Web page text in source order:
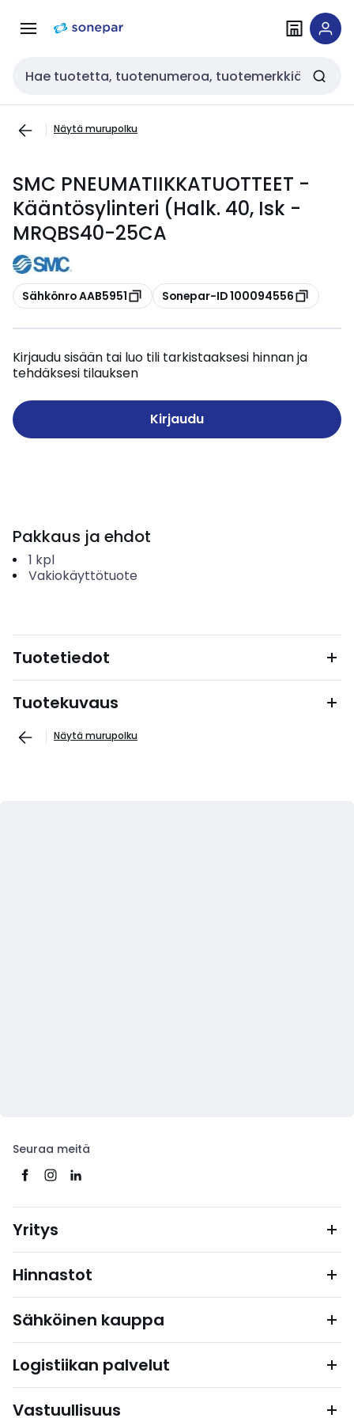
navigointiinsisältöön
Haku
Näytä murupolku
SMC PNEUMATIIKKATUOTTEET -
Kääntösylinteri (Halk. 40, Isk -
MRQBS40-25CA
Kopioi
Sähkönro AAB5951 Kopioi
Sonepar-ID 100094556
Kirjaudu sisään tai luo tili tarkistaaksesi hinnan ja
tehdäksesi tilauksen
Kirjaudu
Pakkaus ja ehdot
1 kpl
Vakiokäyttötuote
Tuotetiedot
Tuotekuvaus
Näytä murupolku
Seuraa meitä
Yritys
Hinnastot
Sähköinen kauppa
Logistiikan palvelut
Vastuullisuus